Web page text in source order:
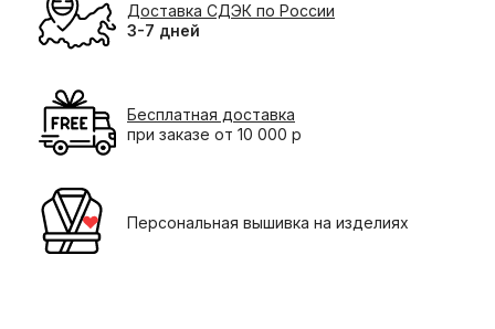
Доставка СДЭК по России
3-7 дней
Бесплатная доставка
при заказе от 10 000 р
Персональная вышивка на изделиях